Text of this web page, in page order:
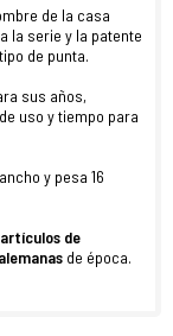
de la casa
la serie y la patente
de punta.
sus años,
uso y tiempo para
y pesa 16
artículos de
alemanas de época.